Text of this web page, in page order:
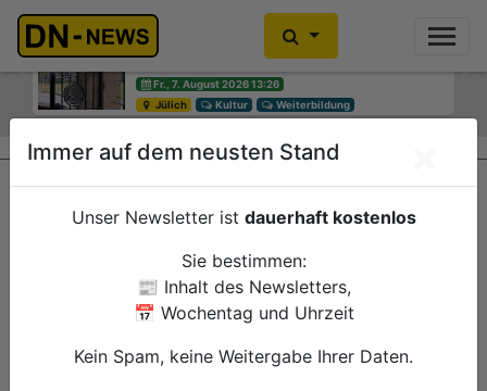
Diskussionen um Villa Buth:
Erinnerungsort oder Abriss?
Fr., 7. August 2026 13:26
Jülich
Kultur Weiterbildung
Einbrecher im Kleiderschrank
gefunden
Fr., 7. August 2026
Düren
Polizei
Previous
Immer auf dem neusten Stand
Unser Newsletter ist dauerhaft kostenlos
Sie bestimmen:
📰 Inhalt des Newsletters,
📅 Wochentag und Uhrzeit
Kein Spam, keine Weitergabe Ihrer Daten.